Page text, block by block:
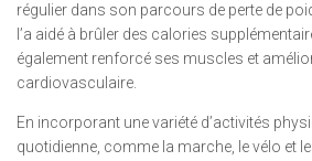
régulier dans son parcours de perte de
l’a aidé à brûler des calories
également renforcé ses muscles et
cardiovasculaire.
En incorporant une variété d’activités
quotidienne, comme la marche, le vélo et